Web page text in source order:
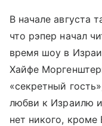
В начале августа
что рэпер начал
время шоу в
Хайфе
«секретный
любви к Израилю
нет никого, кроме